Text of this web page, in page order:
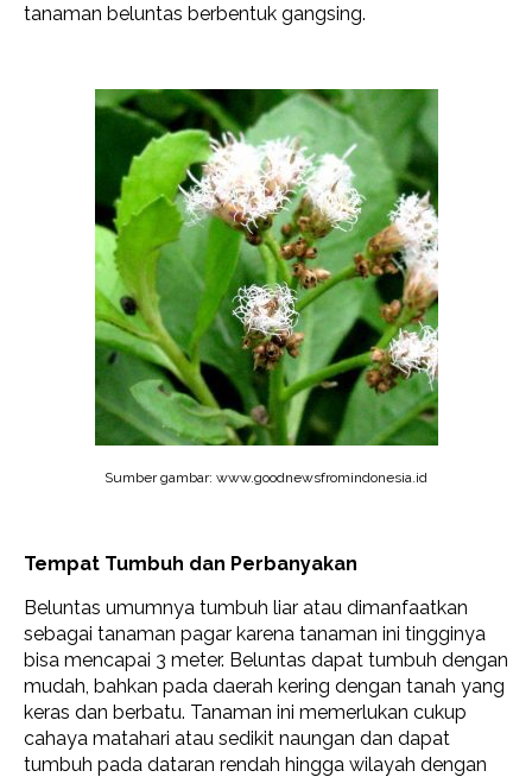
tanaman beluntas berbentuk gangsing.
Sumber gambar: www.goodnewsfromindonesia.id
Tempat Tumbuh dan Perbanyakan
Beluntas umumnya tumbuh liar atau dimanfaatkan
sebagai tanaman pagar karena tanaman ini tingginya
bisa mencapai 3 meter. Beluntas dapat tumbuh dengan
mudah, bahkan pada daerah kering dengan tanah yang
keras dan berbatu. Tanaman ini memerlukan cukup
cahaya matahari atau sedikit naungan dan dapat
tumbuh pada dataran rendah hingga wilayah dengan